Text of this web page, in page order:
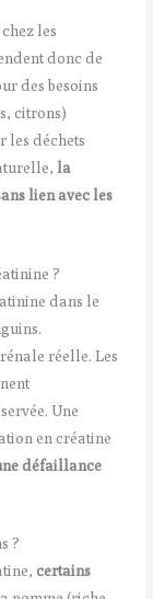
les
donc de
des besoins
citrons)
les déchets
la
lien avec les
?
dans le
réelle. Les
Une
en créatine
défaillance
?
certains